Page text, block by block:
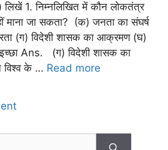
1. निम्नलिखित में कौन लोकतंत्र
माना जा सकता? (क) जनता का संघर्ष
(ग) विदेशी शासक का आक्रमण (घ)
Ans. (ग) विदेशी शासक का
के … Read more